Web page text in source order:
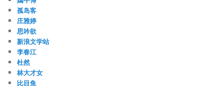
孤岛客
庄雅婷
思吟欲
新浪文学站
李春江
杜然
林大才女
比目鱼